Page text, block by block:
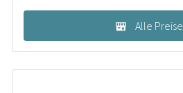
Alle Preise